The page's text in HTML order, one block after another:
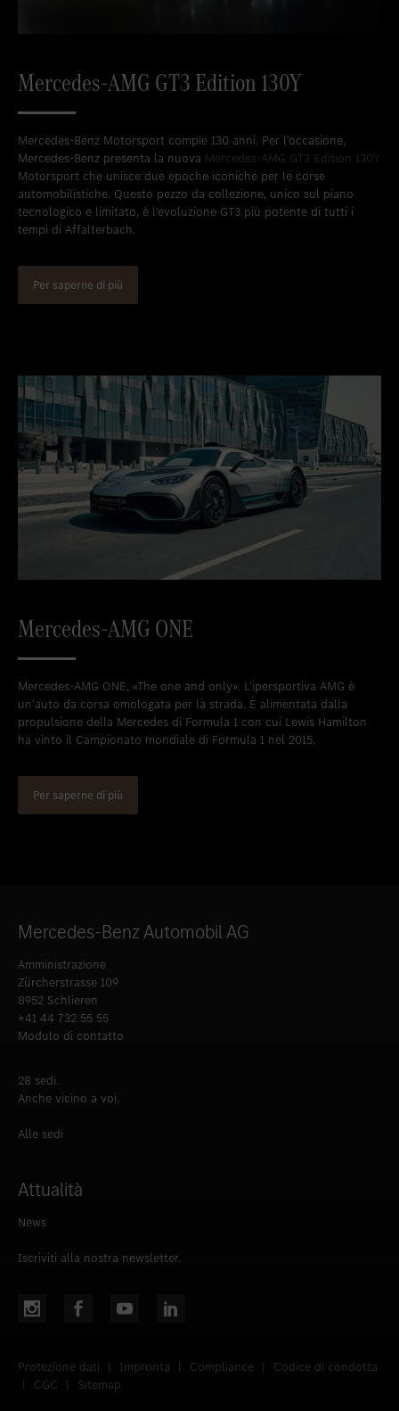
Mercedes-AMG GT3 Edition 130Y
Mercedes-Benz Motorsport compie 130 anni. Per l’occasione,
Mercedes-Benz presenta la nuova Mercedes-AMG GT3 Edition 130Y
Motorsport che unisce due epoche iconiche per le corse
automobilistiche. Questo pezzo da collezione, unico sul piano
tecnologico e limitato, è l’evoluzione GT3 più potente di tutti i
tempi di Affalterbach.
Per saperne di più
Mercedes-AMG ONE
Mercedes-AMG ONE, «The one and only». L’ipersportiva AMG è
un’auto da corsa omologata per la strada. È alimentata dalla
propulsione della Mercedes di Formula 1 con cui Lewis Hamilton
ha vinto il Campionato mondiale di Formula 1 nel 2015.
Per saperne di più
Mercedes-Benz Automobil AG
Amministrazione
Zürcherstrasse 109
8952 Schlieren
+41 44 732 55 55
Modulo di contatto
28 sedi.
Anche vicino a voi.
Alle sedi
Attualità
News
Iscriviti alla nostra newsletter.
Protezione dati | Impronta | Compliance |
Codice di condotta
|
CGC | Sitemap